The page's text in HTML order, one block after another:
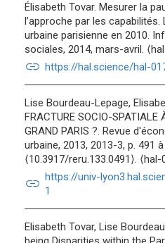
Élisabeth Tovar. Mesurer la
l’approche par les capabilités.
urbaine parisienne en 2010.
sociales, 2014, mars-avril.
link https://hal.science/hal-
Lise Bourdeau-Lepage,
FRACTURE SOCIO-SPATIALE
GRAND PARIS ?. Revue
urbaine, 2013, 2013-3, p. 491
⟨10.3917/reru.133.0491⟩. ⟨hal-
link https://univ-
1
Elisabeth Tovar, Lise